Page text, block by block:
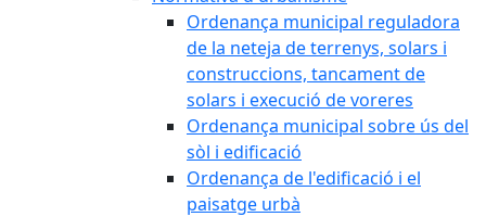
Ordenança municipal reguladora
de la neteja de terrenys, solars i
construccions, tancament de
solars i execució de voreres
Ordenança municipal sobre ús del
sòl i edificació
Ordenança de l'edificació i el
paisatge urbà